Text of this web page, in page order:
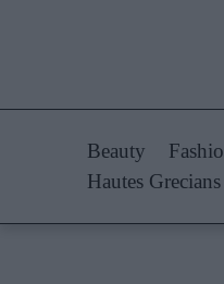
Beauty
Hautes Grecians